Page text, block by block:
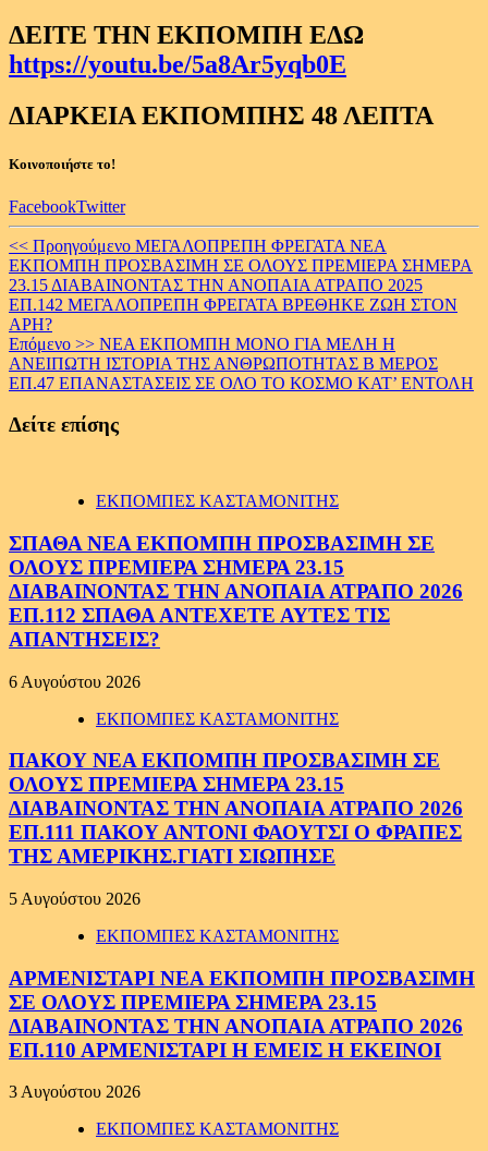
ΔΕΙΤΕ ΤΗΝ ΕΚΠΟΜΠΗ ΕΔΩ
https://youtu.be/5a8Ar5yqb0E
ΔΙΑΡΚΕΙΑ ΕΚΠΟΜΠΗΣ 48 ΛΕΠΤΑ
Κοινοποιήστε το!
FacebookTwitter
Continue
Reading
<< Προηγούμενο ΜΕΓΑΛΟΠΡΕΠΗ ΦΡΕΓΑΤΑ ΝΕΑ
ΕΚΠΟΜΠΗ ΠΡΟΣΒΑΣΙΜΗ ΣΕ ΟΛΟΥΣ ΠΡΕΜΙΕΡΑ ΣΗΜΕΡΑ
23.15 ΔΙΑΒΑΙΝΟΝΤΑΣ ΤΗΝ ΑΝΟΠΑΙΑ ΑΤΡΑΠΟ 2025
ΕΠ.142 ΜΕΓΑΛΟΠΡΕΠΗ ΦΡΕΓΑΤΑ ΒΡΕΘΗΚΕ ΖΩΗ ΣΤΟΝ
ΑΡΗ?
Επόμενο >> ΝΕΑ ΕΚΠΟΜΠΗ ΜΟΝΟ ΓΙΑ ΜΕΛΗ Η
ΑΝΕΙΠΩΤΗ ΙΣΤΟΡΙΑ ΤΗΣ ΑΝΘΡΩΠΟΤΗΤΑΣ Β ΜΕΡΟΣ
ΕΠ.47 ΕΠΑΝΑΣΤΑΣΕΙΣ ΣΕ ΟΛΟ ΤΟ ΚΟΣΜΟ ΚΑΤ’ ΕΝΤΟΛΗ
Δείτε επίσης
ΕΚΠΟΜΠΕΣ ΚΑΣΤΑΜΟΝΙΤΗΣ
ΣΠΑΘΑ ΝΕΑ ΕΚΠΟΜΠΗ ΠΡΟΣΒΑΣΙΜΗ ΣΕ
ΟΛΟΥΣ ΠΡΕΜΙΕΡΑ ΣΗΜΕΡΑ 23.15
ΔΙΑΒΑΙΝΟΝΤΑΣ ΤΗΝ ΑΝΟΠΑΙΑ ΑΤΡΑΠΟ 2026
ΕΠ.112 ΣΠΑΘΑ ΑΝΤΕΧΕΤΕ ΑΥΤΕΣ ΤΙΣ
ΑΠΑΝΤΗΣΕΙΣ?
6 Αυγούστου 2026
ΕΚΠΟΜΠΕΣ ΚΑΣΤΑΜΟΝΙΤΗΣ
ΠΑΚΟΥ ΝΕΑ ΕΚΠΟΜΠΗ ΠΡΟΣΒΑΣΙΜΗ ΣΕ
ΟΛΟΥΣ ΠΡΕΜΙΕΡΑ ΣΗΜΕΡΑ 23.15
ΔΙΑΒΑΙΝΟΝΤΑΣ ΤΗΝ ΑΝΟΠΑΙΑ ΑΤΡΑΠΟ 2026
ΕΠ.111 ΠΑΚΟΥ ΑΝΤΟΝΙ ΦΑΟΥΤΣΙ Ο ΦΡΑΠΕΣ
ΤΗΣ ΑΜΕΡΙΚΗΣ.ΓΙΑΤΙ ΣΙΩΠΗΣΕ
5 Αυγούστου 2026
ΕΚΠΟΜΠΕΣ ΚΑΣΤΑΜΟΝΙΤΗΣ
ΑΡΜΕΝΙΣΤΑΡΙ ΝΕΑ ΕΚΠΟΜΠΗ ΠΡΟΣΒΑΣΙΜΗ
ΣΕ ΟΛΟΥΣ ΠΡΕΜΙΕΡΑ ΣΗΜΕΡΑ 23.15
ΔΙΑΒΑΙΝΟΝΤΑΣ ΤΗΝ ΑΝΟΠΑΙΑ ΑΤΡΑΠΟ 2026
ΕΠ.110 ΑΡΜΕΝΙΣΤΑΡΙ Η ΕΜΕΙΣ Η ΕΚΕΙΝΟΙ
3 Αυγούστου 2026
ΕΚΠΟΜΠΕΣ ΚΑΣΤΑΜΟΝΙΤΗΣ